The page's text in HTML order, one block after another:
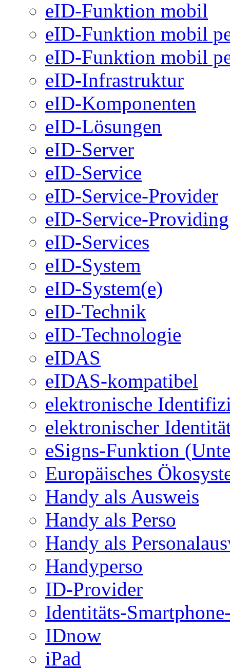
eID-Funktion mobil
eID-Funktion mobil
eID-Funktion mobil
eID-Infrastruktur
eID-Komponenten
eID-Lösungen
eID-Server
eID-Service
eID-Service-Provider
eID-Service-Providing
eID-Services
eID-System
eID-System(e)
eID-Technik
eID-Technologie
eIDAS
eIDAS-kompatibel
elektronische
elektronischer
eSigns-Funktion
Europäisches
Handy als Ausweis
Handy als Perso
Handy als
Handyperso
ID-Provider
Identitäts-
IDnow
iPad